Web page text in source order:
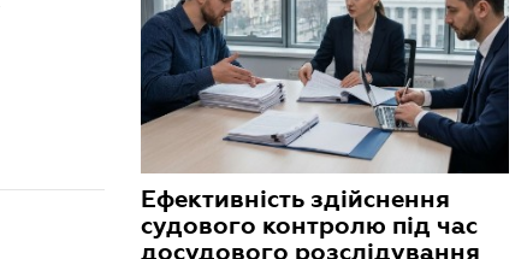
Ефективність здійснення
судового контролю під час
досудового розслідування